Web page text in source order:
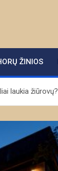
ŽINIOS
laukia žiūrovų?